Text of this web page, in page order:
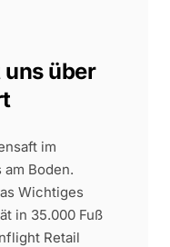
über
im
Boden.
Wichtiges
in 35.000 Fuß
Retail